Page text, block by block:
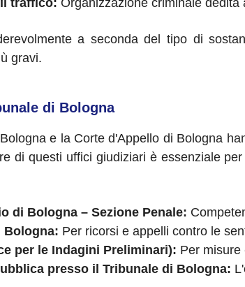
traffico: Organizzazione criminale dedita
a seconda del tipo di
gravi.
di Bologna
e la Corte d'Appello di Bologna
di questi uffici giudiziari è essenziale
di Bologna – Sezione Penale:
Bologna: Per ricorsi e appelli contro le
per le Indagini Preliminari): Per misure
presso il Tribunale di Bologna: